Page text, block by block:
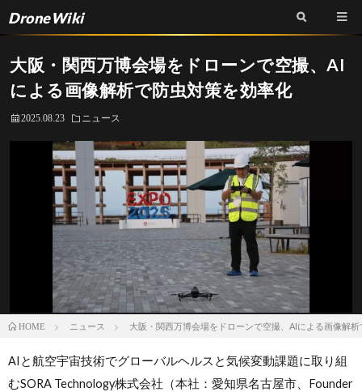
DroneWiki
大阪・関西万博会場をドローンで空撮、AI
による画像解析で防虫対策を効率化
2025.08.23 ニュース
HOME ニュース 大阪・関西万博会場をドローンで空撮、AIによる画像解
AIと航空宇宙技術でグローバルヘルスと気候変動課題に取り組
むSORA Technology株式会社（本社：愛知県名古屋市、Founder